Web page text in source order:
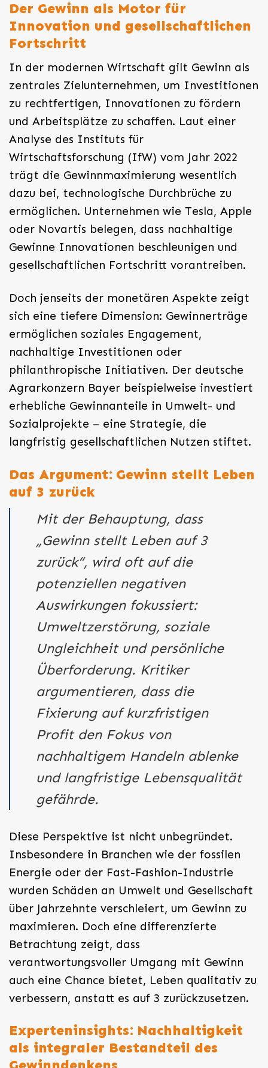
Der Gewinn als Motor für
Innovation und gesellschaftlichen
Fortschritt
In der modernen Wirtschaft gilt Gewinn als
zentrales Zielunternehmen, um Investitionen
zu rechtfertigen, Innovationen zu fördern
und Arbeitsplätze zu schaffen. Laut einer
Analyse des Instituts für
Wirtschaftsforschung (IfW) vom Jahr 2022
trägt die Gewinnmaximierung wesentlich
dazu bei, technologische Durchbrüche zu
ermöglichen. Unternehmen wie Tesla, Apple
oder Novartis belegen, dass nachhaltige
Gewinne Innovationen beschleunigen und
gesellschaftlichen Fortschritt vorantreiben.
Doch jenseits der monetären Aspekte zeigt
sich eine tiefere Dimension: Gewinnerträge
ermöglichen soziales Engagement,
nachhaltige Investitionen oder
philanthropische Initiativen. Der deutsche
Agrarkonzern Bayer beispielweise investiert
erhebliche Gewinnanteile in Umwelt- und
Sozialprojekte – eine Strategie, die
langfristig gesellschaftlichen Nutzen stiftet.
Das Argument: Gewinn stellt Leben
auf 3 zurück
Mit der Behauptung, dass
„Gewinn stellt Leben auf 3
zurück“, wird oft auf die
potenziellen negativen
Auswirkungen fokussiert:
Umweltzerstörung, soziale
Ungleichheit und persönliche
Überforderung. Kritiker
argumentieren, dass die
Fixierung auf kurzfristigen
Profit den Fokus von
nachhaltigem Handeln ablenke
und langfristige Lebensqualität
gefährde.
Diese Perspektive ist nicht unbegründet.
Insbesondere in Branchen wie der fossilen
Energie oder der Fast-Fashion-Industrie
wurden Schäden an Umwelt und Gesellschaft
über Jahrzehnte verschleiert, um Gewinn zu
maximieren. Doch eine differenzierte
Betrachtung zeigt, dass
verantwortungsvoller Umgang mit Gewinn
auch eine Chance bietet, Leben qualitativ zu
verbessern, anstatt es auf 3 zurückzusetzen.
Experteninsights: Nachhaltigkeit
als integraler Bestandteil des